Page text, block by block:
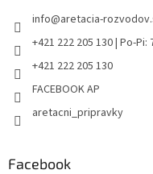
info@aretacia-
+421 222 205 130 | Po-Pi:
+421 222 205 130
FACEBOOK AP
aretacni_pripravky
Facebook